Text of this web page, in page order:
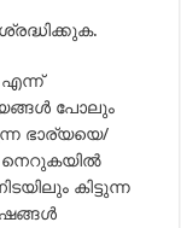
എന്ന്
പോലും
ഭാര്യയെ/
നെറുകയില്‍
കിട്ടുന്ന